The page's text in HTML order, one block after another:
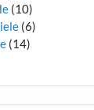
(10)
(6)
(14)